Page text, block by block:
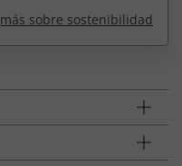
más sobre sostenibilidad